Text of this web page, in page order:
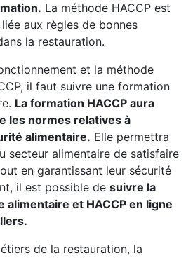
La méthode HACCP est
aux règles de bonnes
la restauration.
et la méthode
il faut suivre une formation
La formation HACCP aura
les normes relatives à
alimentaire. Elle permettra
secteur alimentaire de satisfaire
en garantissant leur sécurité
il est possible de suivre la
alimentaire et HACCP en ligne
de la restauration, la